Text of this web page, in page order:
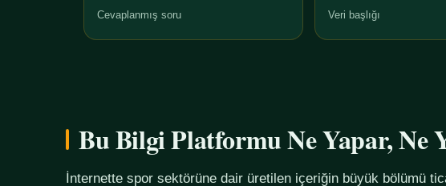
Cevaplanmış soru Veri başlığı
Bu Bilgi Platformu Ne Yapar, Ne
İnternette spor sektörüne dair üretilen içeriğin büyük bölümü